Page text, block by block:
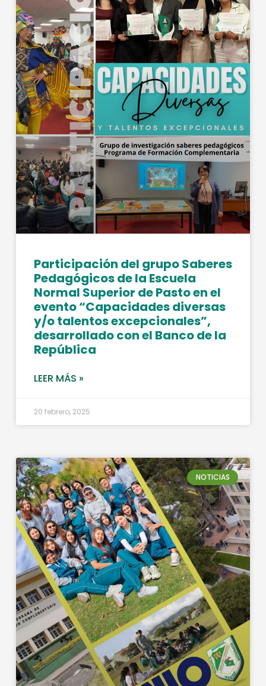
Participación del grupo Saberes
Pedagógicos de la Escuela
Normal Superior de Pasto en el
evento “Capacidades diversas
y/o talentos excepcionales”,
desarrollado con el Banco de la
República
LEER MÁS »
20 febrero, 2025
NOTICIAS